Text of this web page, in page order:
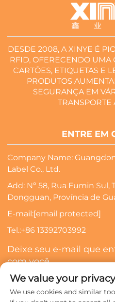
DESDE 2008, A XINYE É
RFID, OFERECENDO UMA
CARTÕES, ETIQUETAS E
PRODUTOS
SEGURANÇA EM
TRANSPORTE
ENTRE EM
Company Name:
Label Co., Ltd.
Add: Nº 58, Rua Fumin Sul,
Dongguan, Província de
E-mail:[email protected]
Tel.:+86 13392703992
Deixe seu e-mail que
com você
We value your privacy
We use cookies and similar